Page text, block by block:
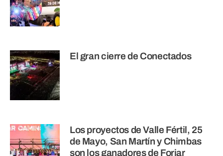
El gran cierre de Conectados
Los proyectos de Valle Fértil, 25
de Mayo, San Martín y Chimbas
son los ganadores de Forjar